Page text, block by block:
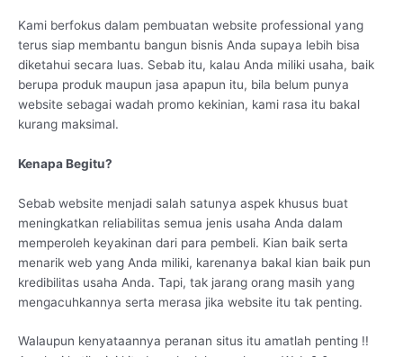
Kami berfokus dalam pembuatan website professional yang
terus siap membantu bangun bisnis Anda supaya lebih bisa
diketahui secara luas. Sebab itu, kalau Anda miliki usaha, baik
berupa produk maupun jasa apapun itu, bila belum punya
website sebagai wadah promo kekinian, kami rasa itu bakal
kurang maksimal.
Kenapa Begitu?
Sebab website menjadi salah satunya aspek khusus buat
meningkatkan reliabilitas semua jenis usaha Anda dalam
memperoleh keyakinan dari para pembeli. Kian baik serta
menarik web yang Anda miliki, karenanya bakal kian baik pun
kredibilitas usaha Anda. Tapi, tak jarang orang masih yang
mengacuhkannya serta merasa jika website itu tak penting.
Walaupun kenyataannya peranan situs itu amatlah penting !!